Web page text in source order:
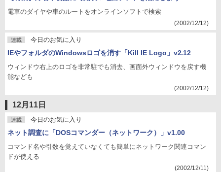
電車のダイヤや車のルートをオンラインソフトで検索
(2002/12/12)
連載 今日のお気に入り
IEやフォルダのWindowsロゴを消す「Kill IE Logo」v2.12
ウィンドウ右上のロゴを非常駐でも消去、画面外ウィンドウを戻す機
能なども
(2002/12/12)
12月11日
連載 今日のお気に入り
ネット調査に「DOSコマンダー（ネットワーク）」v1.00
コマンド名や引数を覚えていなくても簡単にネットワーク関連コマン
ドが使える
(2002/12/11)